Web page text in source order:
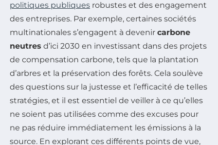
politiques publiques robustes et des engagement
des entreprises. Par exemple, certaines sociétés
multinationales s’engagent à devenir carbone
neutres d’ici 2030 en investissant dans des projets
de compensation carbone, tels que la plantation
d’arbres et la préservation des forêts. Cela soulève
des questions sur la justesse et l’efficacité de telles
stratégies, et il est essentiel de veiller à ce qu’elles
ne soient pas utilisées comme des excuses pour
ne pas réduire immédiatement les émissions à la
source. En explorant ces différents points de vue,